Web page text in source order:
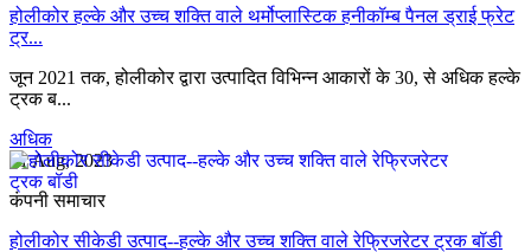
होलीकोर हल्के और उच्च शक्ति वाले थर्मोप्लास्टिक हनीकॉम्ब पैनल ड्राई फ्रेट
ट्र...
जून 2021 तक, होलीकोर द्वारा उत्पादित विभिन्न आकारों के 30, से अधिक हल्के
ट्रक ब...
अधिक
21 Aug, 2023
कंपनी समाचार
होलीकोर सीकेडी उत्पाद--हल्के और उच्च शक्ति वाले रेफ्रिजरेटर ट्रक बॉडी